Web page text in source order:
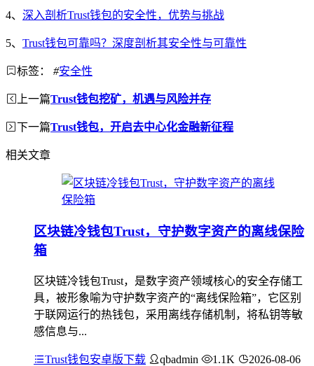
4、 深入剖析Trust钱包的安全性，优势与挑战
5、 Trust钱包可靠吗？深度剖析其安全性与可靠性
标签： #安全性
上一篇Trust钱包挖矿，机遇与风险并存
下一篇Trust钱包，开启去中心化金融新征程
相关文章
区块链冷钱包Trust，守护数字资产的离线保险
箱
区块链冷钱包Trust，是数字资产领域核心的安全存储工
具，被形象喻为守护数字资产的“离线保险箱”，它区别
于联网运行的热钱包，采用离线存储机制，将私钥等敏
感信息与...
Trust钱包安卓版下载 qbadmin 1.1K 2026-08-06